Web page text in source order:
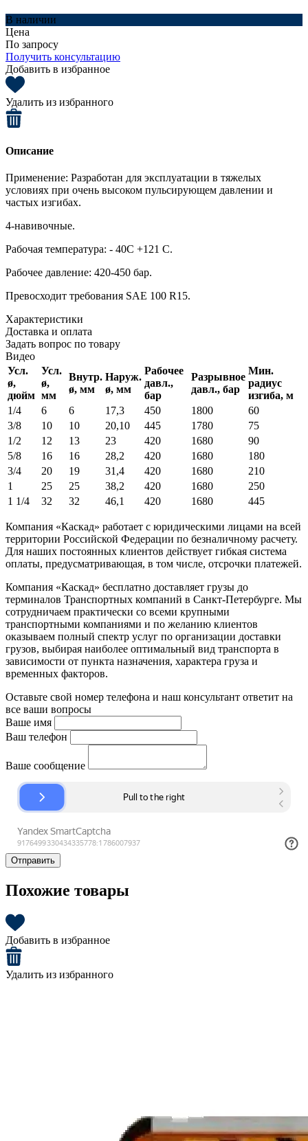
В наличии
Цена
По запросу
Получить консультацию
Добавить в избранное
Удалить из избранного
Описание
Применение: Разработан для эксплуатации в тяжелых
условиях при очень высоком пульсирующем давлении и
частых изгибах.
4-навивочные.
Рабочая температура: - 40С +121 С.
Рабочее давление: 420-450 бар.
Превосходит требования SAE 100 R15.
Характеристики
Доставка и оплата
Задать вопрос по товару
Видео
Усл.
ø,
дюйм
Усл.
ø,
мм
Внутр.
ø, мм
Наруж.
ø, мм
Рабочее
давл.,
бар
Разрывное
давл., бар
Мин.
радиус
изгиба, м
1/4
6 6 17,3 450 1800
60
3/8
10 10 20,10 445 1780
75
1/2
12 13 23 420 1680
90
5/8
16 16 28,2 420 1680
180
3/4
20 19 31,4 420 1680
210
1
25 25 38,2 420 1680
250
1 1/4
32 32 46,1 420 1680 445
Компания «Каскад» работает с юридическими лицами на всей
территории Российской Федерации по безналичному расчету.
Для наших постоянных клиентов действует гибкая система
оплаты, предусматривающая, в том числе, отсрочки платежей.
Компания «Каскад» бесплатно доставляет грузы до
терминалов Транспортных компаний в Санкт-Петербурге. Мы
сотрудничаем практически со всеми крупными
транспортными компаниями и по желанию клиентов
оказываем полный спектр услуг по организации доставки
грузов, выбирая наиболее оптимальный вид транспорта в
зависимости от пункта назначения, характера груза и
временных факторов.
Оставьте свой номер телефона и наш консультант ответит на
все ваши вопросы
Ваше имя
Ваш телефон
Ваше сообщение
Отправить
Похожие товары
Добавить в избранное
Удалить из избранного